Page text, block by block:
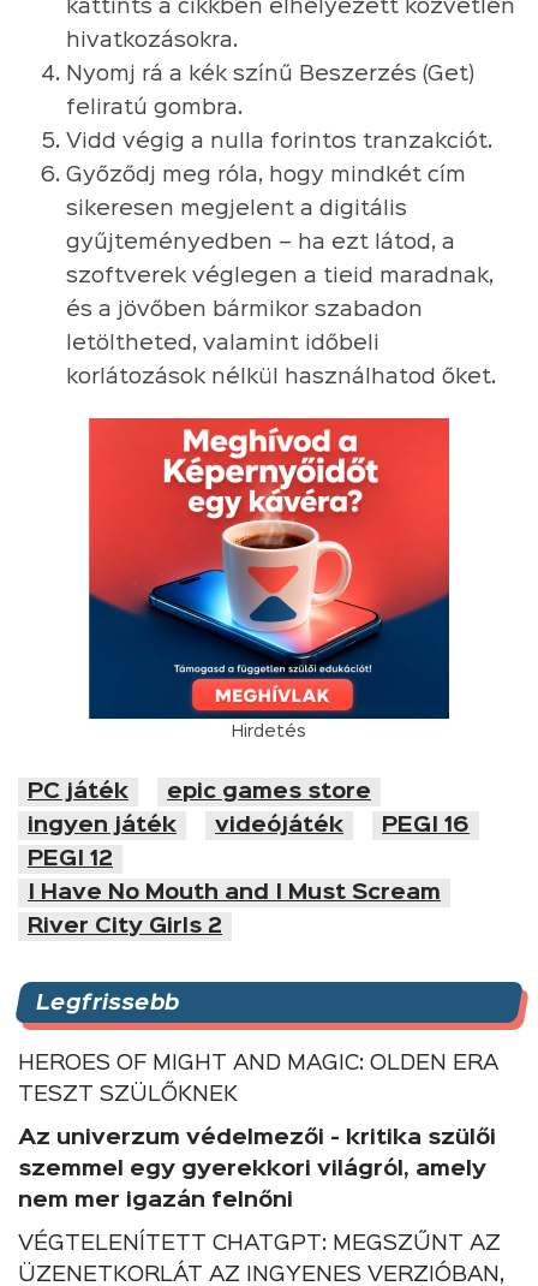
kattints a cikkben elhelyezett közvetlen
hivatkozásokra.
Nyomj rá a kék színű Beszerzés (Get)
feliratú gombra.
Vidd végig a nulla forintos tranzakciót.
Győződj meg róla, hogy mindkét cím
sikeresen megjelent a digitális
gyűjteményedben – ha ezt látod, a
szoftverek véglegen a tieid maradnak,
és a jövőben bármikor szabadon
letöltheted, valamint időbeli
korlátozások nélkül használhatod őket.
Hirdetés
PC játék
epic games store
ingyen játék
videójáték
PEGI 16
PEGI 12
I Have No Mouth and I Must Scream
River City Girls 2
Legfrissebb
HEROES OF MIGHT AND MAGIC: OLDEN ERA
TESZT SZÜLŐKNEK
Az univerzum védelmezői - kritika szülői
szemmel egy gyerekkori világról, amely
nem mer igazán felnőni
VÉGTELENÍTETT CHATGPT: MEGSZŰNT AZ
ÜZENETKORLÁT AZ INGYENES VERZIÓBAN,